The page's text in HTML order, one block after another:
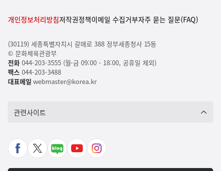
개인정보처리방침저작권정책이메일 수집거부자주 묻는 질문(FAQ)
(30119) 세종특별자치시 갈매로 388 정부세종청사 15동
© 문화체육관광부
전화044-203-3555 (월-금 09:00 - 18:00, 공휴일 제외)
팩스044-203-3488
대표메일 webmaster@korea.kr
관련사이트
페
X
네
유
인